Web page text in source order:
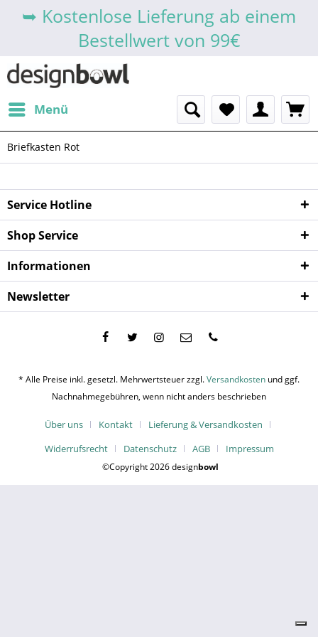
➥ Kostenlose Lieferung ab einem
Bestellwert von 99€
Menü
Briefkasten Rot
Service Hotline
Shop Service
Informationen
Newsletter
* Alle Preise inkl. gesetzl. Mehrwertsteuer zzgl.Versandkosten und ggf.
Nachnahmegebühren, wenn nicht anders beschrieben
Über uns Kontakt
Lieferung & Versandkosten
Widerrufsrecht
Datenschutz AGB Impressum
©Copyright 2026 designbowl